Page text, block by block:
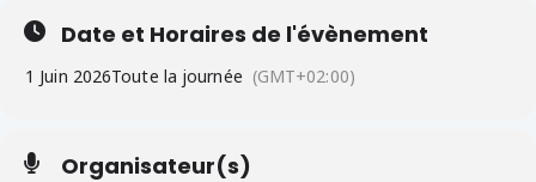
Date et Horaires de l'évènement
1 Juin 2026Toute la journée (GMT+02:00)
Organisateur(s)